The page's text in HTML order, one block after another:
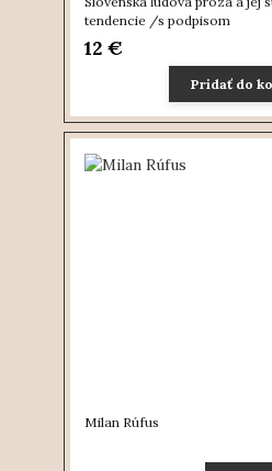
tendencie /s podpisom
12 €
Pridať do
Milan Rúfus